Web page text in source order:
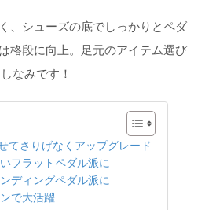
、シューズの底でしっかりとペダ
格段に向上。足元のアイテム選び
なみです！
てさりげなくアップグレード
フラットペダル派に
ディングペダル派に
で大活躍